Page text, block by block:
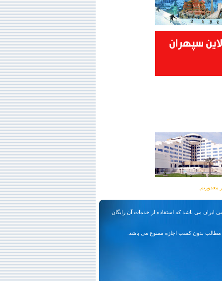
ایران می باشد که استفاده از خدمات آن رایگان
بدون کسب اجازه ممنوع می باشد.